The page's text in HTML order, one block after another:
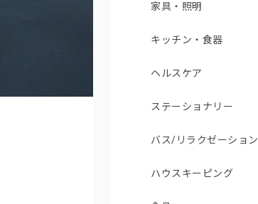
家具・照明
キッチン・食器
ヘルスケア
ステーショナリー
バス/リラクゼーション
ハウスキーピング